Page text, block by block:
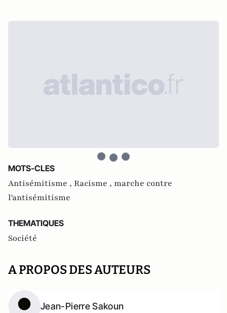
MOTS-CLES
Antisémitisme , Racisme , marche contre
l'antisémitisme
THEMATIQUES
Société
A PROPOS DES AUTEURS
Jean-Pierre Sakoun